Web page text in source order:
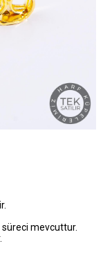
mevcuttur.